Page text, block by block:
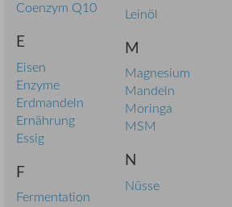
Coenzym Q10
E
Eisen
Enzyme
Erdmandeln
Ernährung
Essig
F
Fermentation
Leinöl
M
Magnesium
Mandeln
Moringa
MSM
N
Nüsse